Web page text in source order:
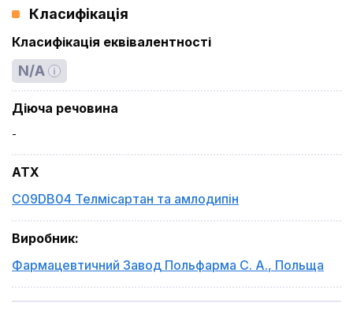
Класифікація
Класифікація еквівалентності
N/A
Діюча речовина
-
ATX
C09DB04 Телмісартан та амлодипін
Виробник:
Фармацевтичний Завод Польфарма С. А., Польща